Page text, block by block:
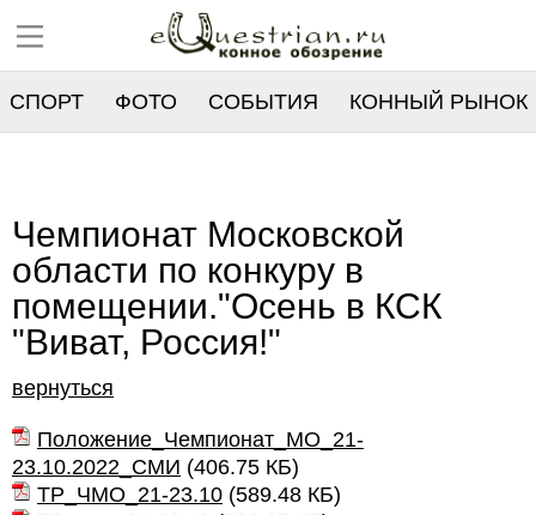
СПОРТ ФОТО СОБЫТИЯ КОННЫЙ РЫНОК
Чемпионат Московской
области по конкуру в
помещении."Осень в КСК
"Виват, Россия!"
вернуться
Положение_Чемпионат_МО_21-
23.10.2022_СМИ (406.75 КБ)
ТР_ЧМО_21-23.10 (589.48 КБ)